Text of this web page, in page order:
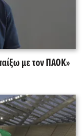
με τον ΠΑΟΚ»